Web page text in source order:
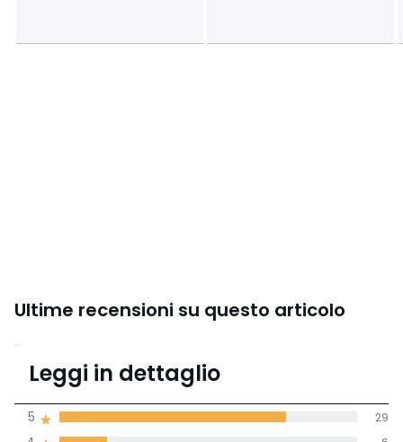
Ultime recensioni su questo articolo
4,6
di media tenendo
conto di tutti i
Leggi in dettaglio
5 29